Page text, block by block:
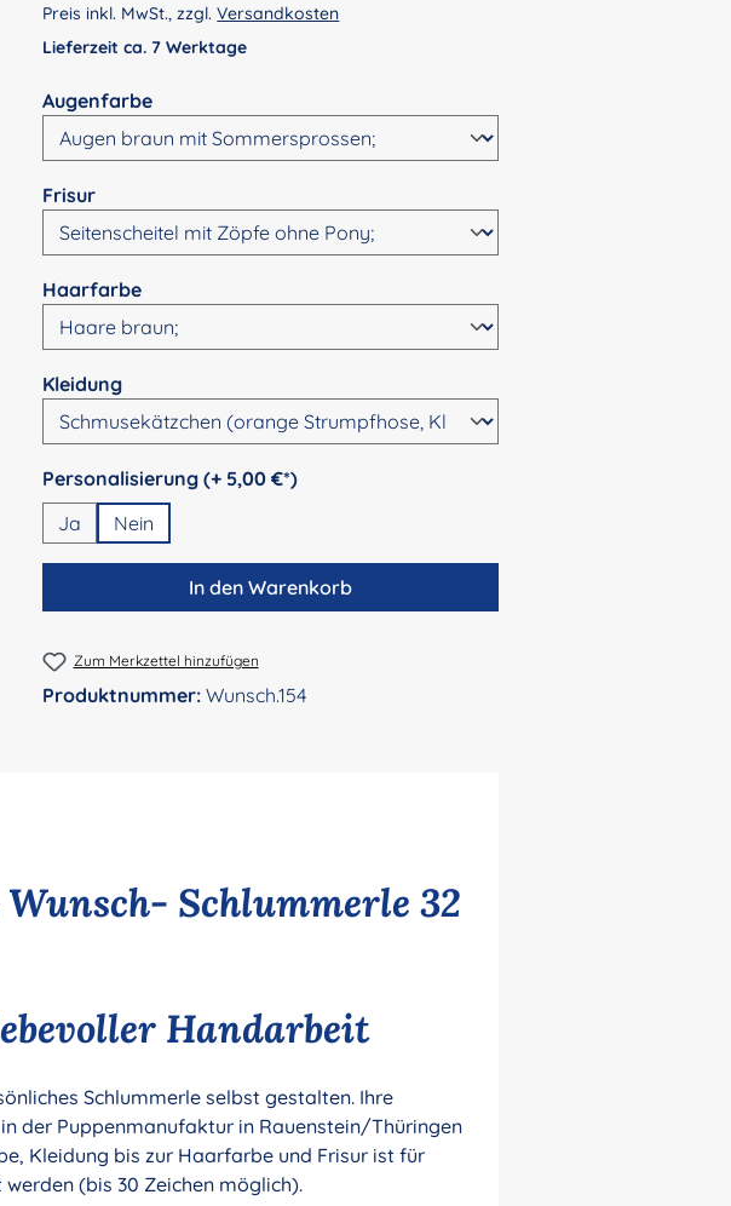
Preis inkl. MwSt., zzgl.Versandkosten
Lieferzeit ca. 7 Werktage
Augenfarbeauswählen
Frisurauswählen
Haarfarbeauswählen
Kleidungauswählen
Personalisierung (+ 5,00 €*)auswählen
Ja
Nein
In den Warenkorb
Zum Merkzettel hinzufügen
Produktnummer:Wunsch.154
Schlummerle 32
Handarbeit
Schlummerle selbst gestalten. Ihre
der Puppenmanufaktur in Rauenstein/Thüringen
Kleidung bis zur Haarfarbe und Frisur ist für
(bis 30 Zeichen möglich).